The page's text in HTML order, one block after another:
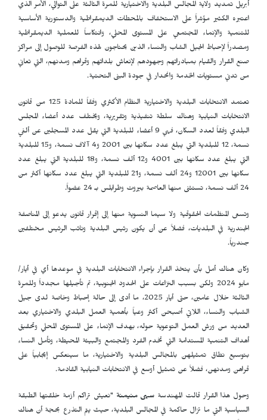
أبريل تمديد ولاية المجالس البلدية والاختيارية للمرة الثالثة على التوالي، الأمر الذي
اعتبره الكثير مؤشراً على الاستخفاف بالمحطات الديمقراطية والدستورية الأساسية
للتنمية والإنماء المجتمعي على المستوى المحلي، وانتكاساً للعملية الديمقراطية
ومصدراً لإحباط الجيل الشاب والنساء الذين يحتاجون لهذه الفرصة للوصول إلى مراكز
صنع القرار والقيام بمبادراتهم وجهودهم لإنعاش بلداتهم وقراهم ومدنهم، التي تعاني
من تدني مستويات الخدمة وانحدار في جودة البنى التحتية.
تعتمد الانتخابات البلدية والاختيارية النظام الأكثري وفقاً للمادة 125 من قانون
الانتخابات النيابية وهناك سلطة تنفيذية وتقريرية، ويختلف عدد أعضاء المجلس
البلدي وفقاً لعدد السكان، فهي 9 أعضاء للبلدية التي يقل عدد المسجلين عن ألفي
نسمة، 12 للبلدية التي يبلغ عدد سكانها بين 2001 و4 آلاف نسمة، و15 للبلدية
التي يبلغ عدد سكانها بين 4001 و12 ألف نسمة، و18 للبلدية التي يبلغ عدد
سكانها بين 12001 و24 ألف نسمة، و21 للبلدية التي يبلغ عدد سكانها أكثر من
24 ألف نسمة، تستثنى منها العاصمة بيروت وطرابلس بـ 24 عضواً.
وتسعى المنظمات الحقوقية ولا سيما النسوية منها إلى إقرار قانون يدعو إلى المناصفة
الجندرية في البلديات، فضلاً عن أن يكون رئيس البلدية ونائب الرئيس مختلفين
جندرياً.
وكان هناك أمل بأن يتخذ القرار بإجراء الانتخابات البلدية في موعدها أي في أيار/
مايو 2024 ولكن بسبب النزاعات على الحدود الجنوبية، تم تأجيلها مجدداً وللمرة
الثالثة خلال عامين، حتى أيار 2025، ما أدى إلى حالة إحباط وخاصة لدى جيل
الشباب والنساء، اللاتي أصبحن أكثر وعياً بأهمية العمل البلدي والاختياري بعد
العديد من ورش العمل التوعوية حوله، بهدف الإنماء على المستوى المحلي وتحقيق
أهداف التنمية المستدامة التي تخدم الفرد والمجتمع والبيئة المحيطة، وتأمل النساء
بتوسيع نطاق تمثيلهن بالمجالس البلدية والاختيارية، ما سينعكس إيجابياً على
قراهن ومدنهن، فضلاً عن تمثيل أوسع في الانتخابات النيابية القادمة.
وحول هذا القرار قالت المهندسة سهى منيمنة "نعيش تراكم أزمة خلقتها الطبقة
السياسية التي ما تزال حاكمة في المجالس البلدية، حيث يتم التذرع بحجة أن هناك